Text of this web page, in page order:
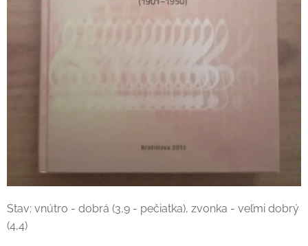
Stav: vnútro - dobrá (3,9 - pečiatka), zvonka - veľmi dobrý
(4,4)